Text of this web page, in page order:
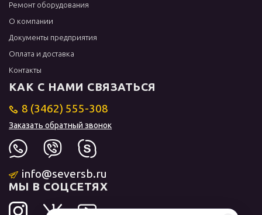
Ремонт оборудования
О компании
Документы предприятия
Оплата и доставка
Контакты
КАК С НАМИ СВЯЗАТЬСЯ
8 (3462) 555-308
Заказать обратный звонок
info@seversb.ru
МЫ В СОЦСЕТЯХ